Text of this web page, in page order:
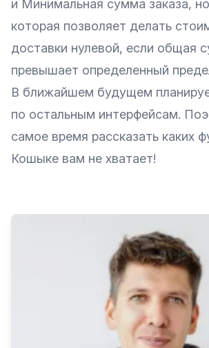
и Минимальная сумма заказа,
которая позволяет делать
доставки нулевой, если общая
превышает определенный
В ближайшем будущем
по остальным интерфейсам.
самое время рассказать каких
Кошыке вам не хватает!